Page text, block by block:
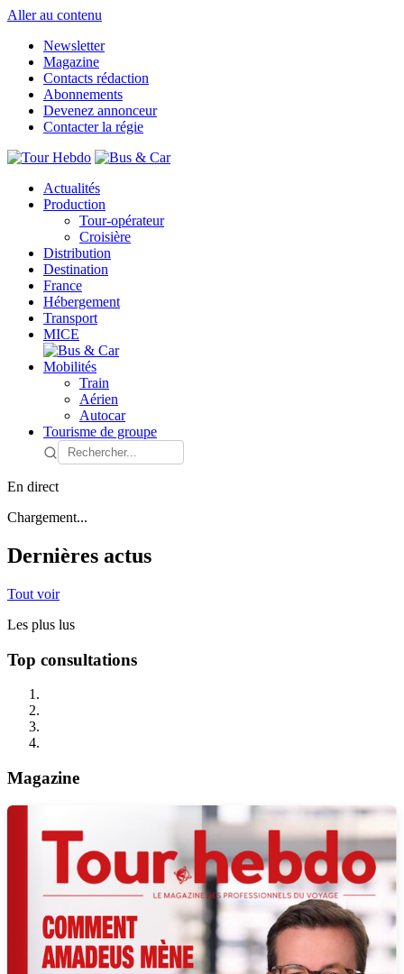
Aller au contenu
Newsletter
Magazine
Contacts rédaction
Abonnements
Devenez annonceur
Contacter la régie
Actualités
Production
Tour-opérateur
Croisière
Distribution
Destination
France
Hébergement
Transport
MICE
Mobilités
Train
Aérien
Autocar
Tourisme de groupe
En direct
Chargement...
Dernières actus
Tout voir
Les plus lus
Top consultations
Magazine